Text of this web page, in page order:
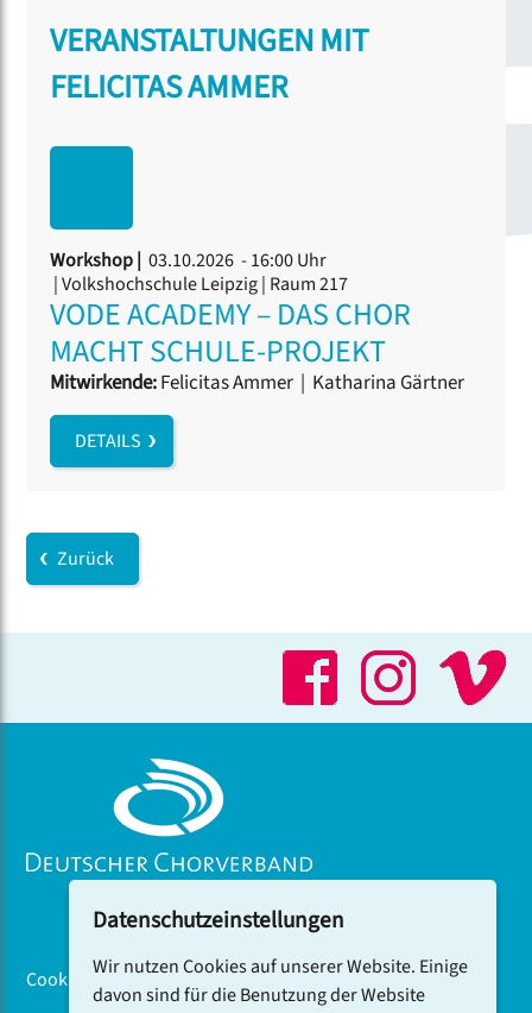
VERANSTALTUNGEN MIT
FELICITAS AMMER
Workshop | 03.10.2026 - 16:00 Uhr
| Volkshochschule Leipzig | Raum 217
VODE ACADEMY – DAS CHOR
MACHT SCHULE-PROJEKT
Mitwirkende:Felicitas Ammer | Katharina Gärtner
DETAILS
Zurück
Cookiebanner
Datenschutzeinstellungen
Wir nutzen Cookies auf unserer Website. Einige
davon sind für die Benutzung der Website